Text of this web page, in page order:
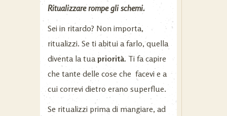
Ritualizzare rompe gli schemi.
Sei in ritardo? Non importa,
ritualizzi. Se ti abitui a farlo, quella
diventa la tuapriorità. Ti fa capire
che tante delle cose che facevi e a
cui correvi dietro erano superflue.
Se ritualizzi prima di mangiare, ad